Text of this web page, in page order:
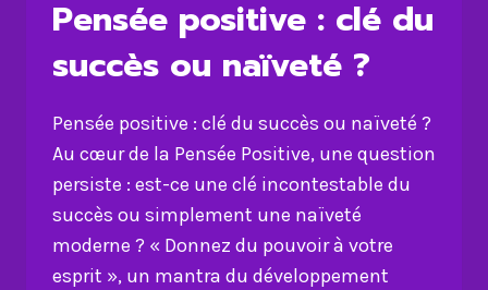
Pensée positive : clé du
succès ou naïveté ?
Pensée positive : clé du succès ou naïveté ?
Au cœur de la Pensée Positive, une question
persiste : est-ce une clé incontestable du
succès ou simplement une naïveté
moderne ? « Donnez du pouvoir à votre
esprit », un mantra du développement